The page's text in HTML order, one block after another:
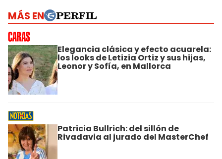
MÁS EN
Elegancia clásica y efecto acuarela:
los looks de Letizia Ortiz y sus hijas,
Leonor y Sofía, en Mallorca
Patricia Bullrich: del sillón de
Rivadavia al jurado del MasterChef